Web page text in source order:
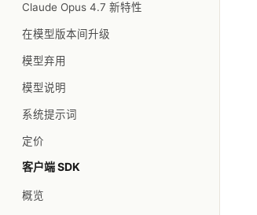
Claude Opus 4.7 新特性
在模型版本间升级
模型弃用
模型说明
系统提示词
定价
客户端 SDK
概览